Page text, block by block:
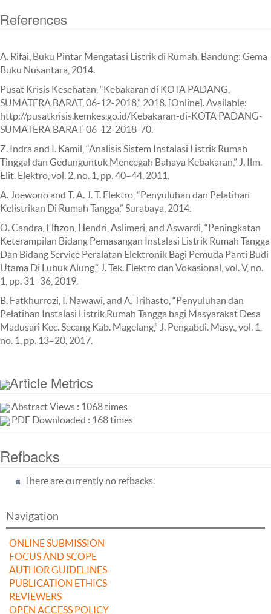
References
A. Rifai, Buku Pintar Mengatasi Listrik di Rumah. Bandung: Gema
Buku Nusantara, 2014.
Pusat Krisis Kesehatan, “Kebakaran di KOTA PADANG,
SUMATERA BARAT, 06-12-2018,” 2018. [Online]. Available:
http://pusatkrisis.kemkes.go.id/Kebakaran-di-KOTA PADANG-
SUMATERA BARAT-06-12-2018-70.
Z. Indra and I. Kamil, “Analisis Sistem Instalasi Listrik Rumah
Tinggal dan Gedunguntuk Mencegah Bahaya Kebakaran,” J. Ilm.
Elit. Elektro, vol. 2, no. 1, pp. 40–44, 2011.
A. Joewono and T. A. J. T. Elektro, “Penyuluhan dan Pelatihan
Kelistrikan Di Rumah Tangga,” Surabaya, 2014.
O. Candra, Elfizon, Hendri, Aslimeri, and Aswardi, “Peningkatan
Keterampilan Bidang Pemasangan Instalasi Listrik Rumah Tangga
Dan Bidang Service Peralatan Elektronik Bagi Pemuda Panti Budi
Utama Di Lubuk Alung,” J. Tek. Elektro dan Vokasional, vol. V, no.
1, pp. 31–36, 2019.
B. Fatkhurrozi, I. Nawawi, and A. Trihasto, “Penyuluhan dan
Pelatihan Instalasi Listrik Rumah Tangga bagi Masyarakat Desa
Madusari Kec. Secang Kab. Magelang,” J. Pengabdi. Masy., vol. 1,
no. 1, pp. 13–20, 2017.
Article Metrics
Abstract Views : 1068 times
PDF Downloaded : 168 times
Refbacks
There are currently no refbacks.
Navigation
ONLINE SUBMISSION
FOCUS AND SCOPE
AUTHOR GUIDELINES
PUBLICATION ETHICS
REVIEWERS
OPEN ACCESS POLICY